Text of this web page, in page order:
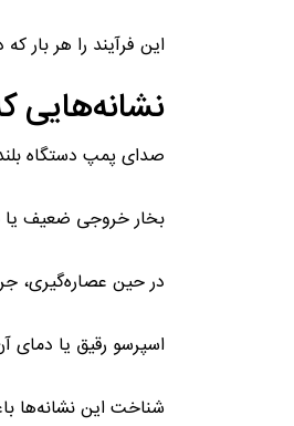
این فرآیند را هر بار
نشانه‌هایی
صدای پمپ دستگاه
بخار خروجی ضعیف یا
در حین عصاره‌گیری،
اسپرسو رقیق یا دمای
شناخت این نشانه‌ها